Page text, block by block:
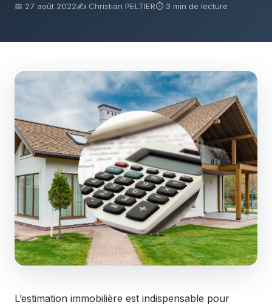
📅 27 août 2022✍️ Christian PELTIER⏱ 3 min de lecture
L’estimation immobilière est indispensable pour